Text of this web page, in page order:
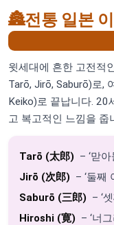
🏯전통 일본
윗세대에 흔한 고전적
Tarō, Jirō, Saburō)로,
Keiko)로 끝납니다. 20
고 복고적인 느낌을 줍
Tarō (太郎) – ‘맏
Jirō (次郎) – ‘둘째
Saburō (三郎) – ‘
Hiroshi (寛) – ‘너